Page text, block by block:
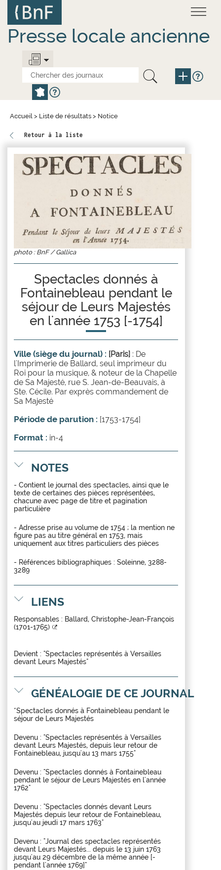
contenu
principal
Presse locale ancienne
Accueil > Liste de résultats > Notice
Retour à la liste
photo : BnF / Gallica
Spectacles donnés à
Fontainebleau pendant le
séjour de Leurs Majestés
en l'année 1753 [-1754]
Ville (siège du journal) : [Paris] : De
l'Imprimerie de Ballard, seul imprimeur du
Roi pour la musique, & noteur de la Chapelle
de Sa Majesté, rue S. Jean-de-Beauvais, à
Ste. Cécile. Par exprès commandement de
Sa Majesté
Période de parution : [1753-1754]
Format : in-4
NOTES
- Contient le journal des spectacles, ainsi que le
texte de certaines des pièces représentées,
chacune avec page de titre et pagination
particulière
- Adresse prise au volume de 1754 ; la mention ne
figure pas au titre général en 1753, mais
uniquement aux titres particuliers des pièces
- Références bibliographiques : Soleinne, 3288-
3289
LIENS
Responsables : Ballard, Christophe-Jean-François
(1701-1765)
Devient : "Spectacles représentés à Versailles
devant Leurs Majestés"
GÉNÉALOGIE DE CE JOURNAL
*Spectacles donnés à Fontainebleau pendant le
séjour de Leurs Majestés
Devenu : "Spectacles représentés à Versailles
devant Leurs Majestés, depuis leur retour de
Fontainebleau, jusqu'au 13 mars 1755"
Devenu : "Spectacles donnés à Fontainebleau
pendant le séjour de Leurs Majestés en l'année
1762"
Devenu : "Spectacles donnés devant Leurs
Majestés depuis leur retour de Fontainebleau,
jusqu'au jeudi 17 mars 1763"
Devenu : "Journal des spectacles représentés
devant Leurs Majestés... depuis le 13 juin 1763
jusqu'au 29 décembre de la même année [-
pendant l'année 1769]"
Panneau de gestion des cookies